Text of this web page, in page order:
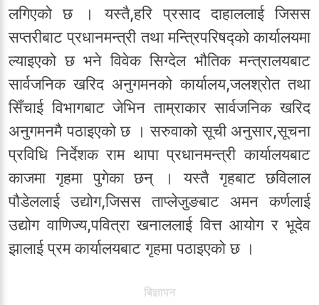
लगिएको छ । यस्तै,हरि प्रसाद दाहाललाई जिसस
सप्तरीबाट प्रधानमन्त्री तथा मन्त्रिपरिषद्को कार्यालयमा
ल्याइएको छ भने विवेक सिग्देल भौतिक मन्त्रालयबाट
सार्वजनिक खरिद अनुगमनको कार्यालय,जलश्रोत तथा
सिँचाई विभागबाट जेभिन ताम्राकार सार्वजनिक खरिद
अनुगमनमै पठाइएको छ । सरुवाको सूची अनुसार,सूचना
प्रविधि निर्देशक राम थापा प्रधानमन्त्री कार्यालयबाट
काजमा गृहमा पुगेका छन् । यस्तै गृहबाट छविलाल
पौडेललाई उद्योग,जिसस ताप्लेजुङबाट अमन कर्णलाई
उद्योग वाणिज्य,पवित्रा खनाललाई वित्त आयोग र भूदेव
झालाई प्रम कार्यालयबाट गृहमा पठाइएको छ ।
बिज्ञापन